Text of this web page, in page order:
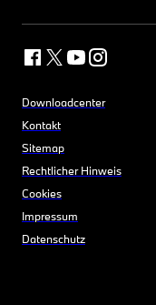
Downloadcenter
Kontakt
Sitemap
Rechtlicher Hinweis
Cookies
Impressum
Datenschutz